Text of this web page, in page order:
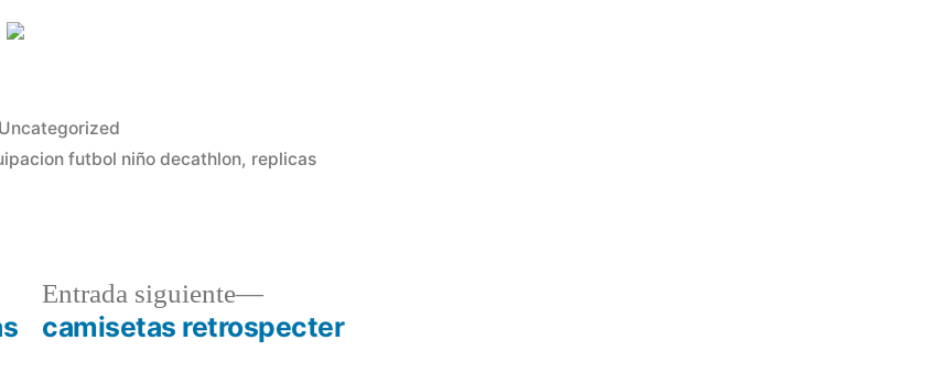
Publicado
Uncategorized
futbol niño decathlon, replicas
Entrada siguiente
Entrada
siguiente:
camisetas retrospecter